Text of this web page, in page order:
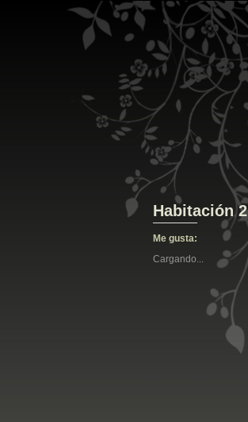
Habitación 2
Me gusta:
Cargando...